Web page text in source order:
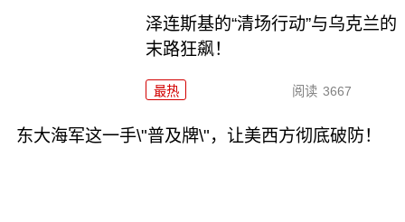
泽连斯基的“清场行动”与乌克兰的
末路狂飙！
最热 阅读 3667
东大海军这一手\"普及牌\"，让美西方彻底破防！